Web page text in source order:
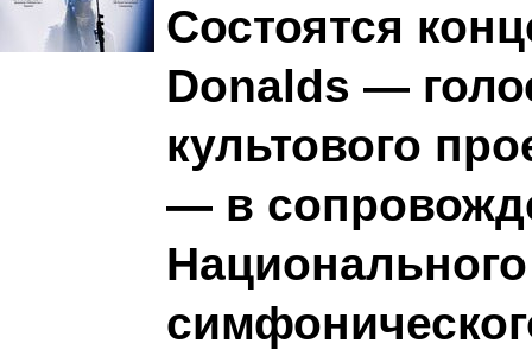
Состоятся
Donalds —
культового
— в
Национального